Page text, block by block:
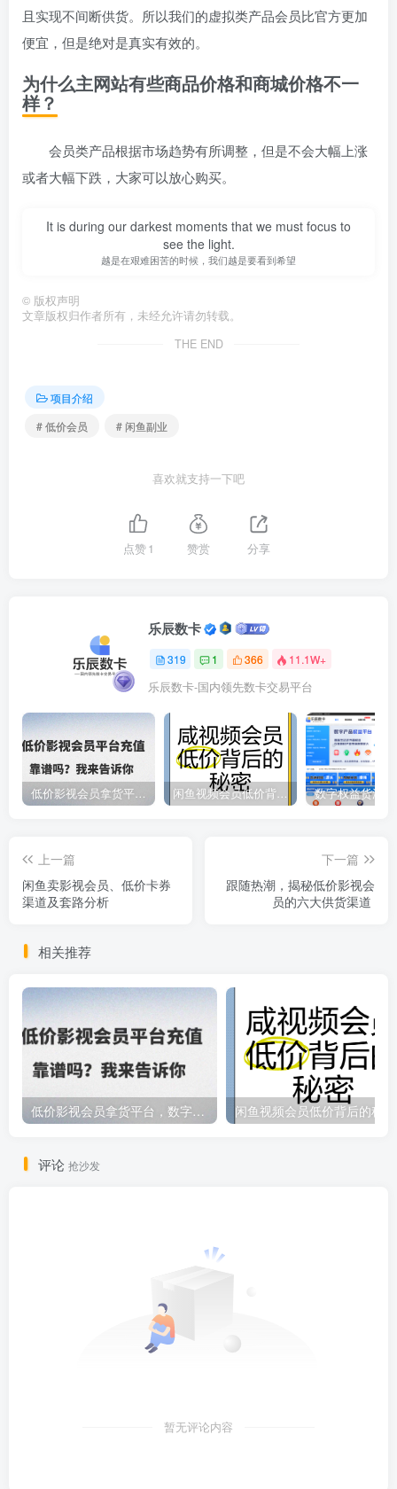
且实现不间断供货。所以我们的虚拟类产品会员比官方更加
便宜，但是绝对是真实有效的。
为什么主网站有些商品价格和商城价格不一
样？
会员类产品根据市场趋势有所调整，但是不会大幅上涨
或者大幅下跌，大家可以放心购买。
It is during our darkest moments that we must focus to
see the light.
越是在艰难困苦的时候，我们越是要看到希望
© 版权声明
文章版权归作者所有，未经允许请勿转载。
THE END
项目介绍
# 低价会员
# 闲鱼副业
喜欢就支持一下吧
点赞1 赞赏 分享
乐辰数卡
319 1 366 11.1W+
乐辰数卡-国内领先数卡交易平台
上一篇
闲鱼卖影视会员、低价卡券
渠道及套路分析
下一篇
跟随热潮，揭秘低价影视会
员的六大供货渠道
相关推荐
低价影视会员拿货平台，数字权益卡券优质服务商 闲鱼视频会员低价背后的秘密
评论 抢沙发
暂无评论内容